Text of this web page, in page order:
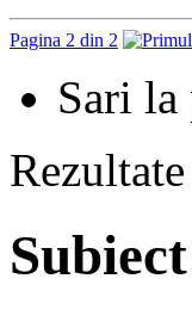
Pagina 2 din 2
Sari la